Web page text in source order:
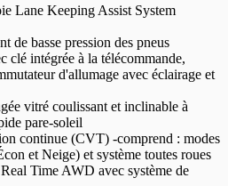
Lane Keeping Assist System
de basse pression des pneus
clé intégrée à la télécommande,
d'allumage avec éclairage et
vitré coulissant et inclinable à
pare-soleil
continue (CVT) -comprend : modes
et Neige) et système toutes roues
Time AWD avec système de